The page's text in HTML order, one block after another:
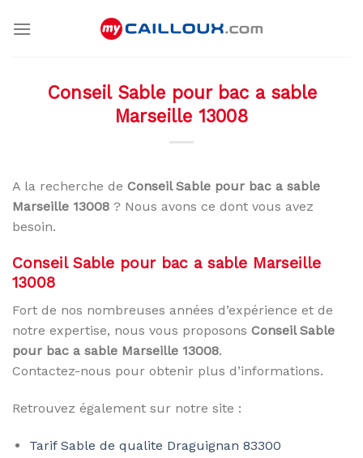
Conseil Sable pour bac a sable
Marseille 13008
A la recherche de Conseil Sable pour bac a sable
Marseille 13008 ? Nous avons ce dont vous avez
besoin.
Conseil Sable pour bac a sable Marseille
13008
Fort de nos nombreuses années d’expérience et de
notre expertise, nous vous proposons Conseil Sable
pour bac a sable Marseille 13008.
Contactez-nous pour obtenir plus d’informations.
Retrouvez également sur notre site :
Tarif Sable de qualite Draguignan 83300